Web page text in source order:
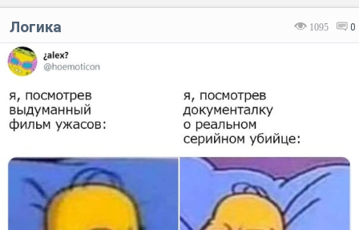
1095 0
Логика